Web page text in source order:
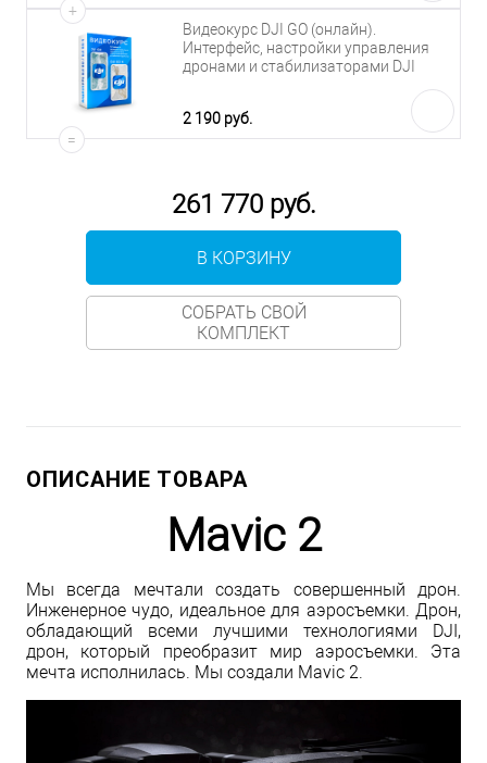
Видеокурс DJI GO (онлайн).
Интерфейс, настройки управления
дронами и стабилизаторами DJI
2 190 руб.
+
261 770 руб.
В КОРЗИНУ
СОБРАТЬ СВОЙ
КОМПЛЕКТ
=
ОПИСАНИЕ ТОВАРА
Mavic 2
Мы всегда мечтали создать совершенный дрон.
Инженерное чудо, идеальное для аэросъемки. Дрон,
обладающий всеми лучшими технологиями DJI,
дрон, который преобразит мир аэросъемки. Эта
мечта исполнилась. Мы создали Mavic 2.